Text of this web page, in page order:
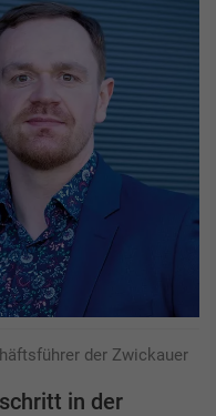
der Zwickauer
in der